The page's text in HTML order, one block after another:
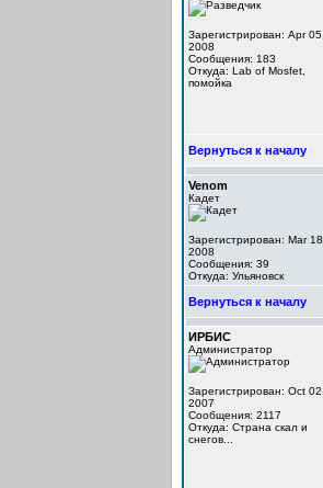
Зарегистрирован: Apr 05,
2008
Сообщения: 183
Откуда: Lab of Mosfet,
помойка
Вернуться к началу
Venom
Кадет
Зарегистрирован: Mar 18,
2008
Сообщения: 39
Откуда: Ульяновск
Вернуться к началу
ИРБИС
Администратор
Зарегистрирован: Oct 02,
2007
Сообщения: 2117
Откуда: Cтрана скал и
снегов...